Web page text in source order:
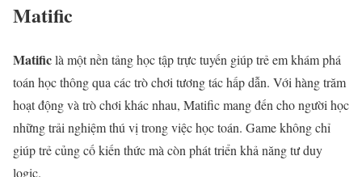
Matific
Matificlà một nền tảng học tập trực tuyến giúp trẻ em khám phá
toán học thông qua các trò chơi tương tác hấp dẫn. Với hàng trăm
hoạt động và trò chơi khác nhau, Matific mang đến cho người học
những trải nghiệm thú vị trong việc học toán. Game không chỉ
giúp trẻ củng cố kiến thức mà còn phát triển khả năng tư duy
logic.